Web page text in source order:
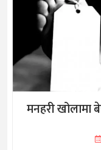
मनहरी खोलामा